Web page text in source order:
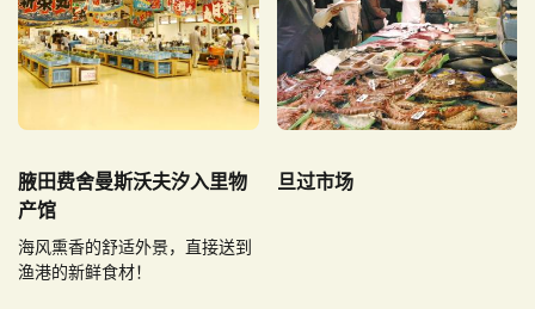
腋田费舍曼斯沃夫汐入里物
产馆
海风熏香的舒适外景，直接送到
渔港的新鲜食材！
旦过市场